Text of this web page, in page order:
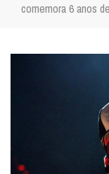
comemora 6 anos